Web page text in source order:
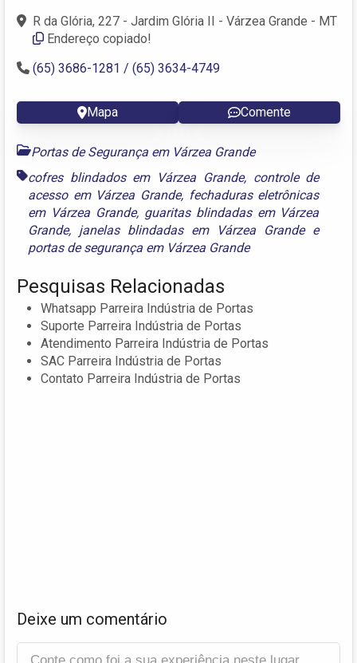
R da Glória, 227 - Jardim Glória II - Várzea Grande - MT
Endereço copiado!
(65) 3686-1281 / (65) 3634-4749
Mapa Comente
Portas de Segurança em Várzea Grande
cofres blindados em Várzea Grande, controle de
acesso em Várzea Grande, fechaduras eletrônicas
em Várzea Grande, guaritas blindadas em Várzea
Grande, janelas blindadas em Várzea Grandee
portas de segurança em Várzea Grande
Pesquisas Relacionadas
Whatsapp Parreira Indústria de Portas
Suporte Parreira Indústria de Portas
Atendimento Parreira Indústria de Portas
SAC Parreira Indústria de Portas
Contato Parreira Indústria de Portas
Deixe um comentário